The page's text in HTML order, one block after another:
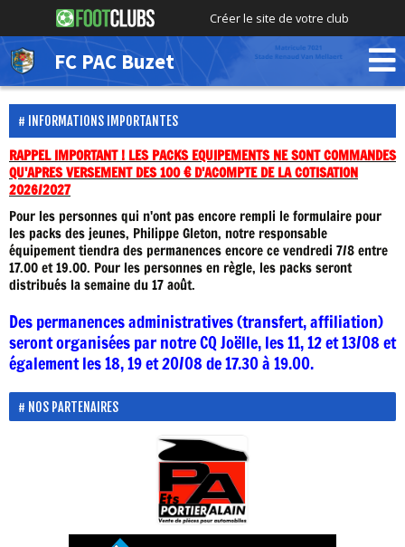
Créer le site de votre club
FC PAC Buzet
INFORMATIONS IMPORTANTES
RAPPEL IMPORTANT ! LES PACKS EQUIPEMENTS NE SONT COMMANDES
QU'APRES VERSEMENT DES 100 € D'ACOMPTE DE LA COTISATION
2026/2027
Pour les personnes qui n'ont pas encore rempli le formulaire pour
les packs des jeunes, Philippe Gleton, notre responsable
équipement tiendra des permanences encore ce vendredi 7/8 entre
17.00 et 19.00. Pour les personnes en règle, les packs seront
distribués la semaine du 17 août.
Des permanences administratives (transfert, affiliation)
seront organisées par notre CQ Joëlle, les 11, 12 et 13/08 et
également les 18, 19 et 20/08 de 17.30 à 19.00.
NOS PARTENAIRES